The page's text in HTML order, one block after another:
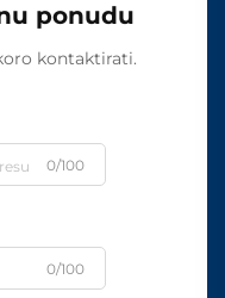
ponudu
kontaktirati.
0/100
0/100